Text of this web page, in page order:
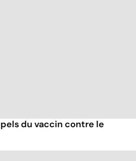
du vaccin contre le